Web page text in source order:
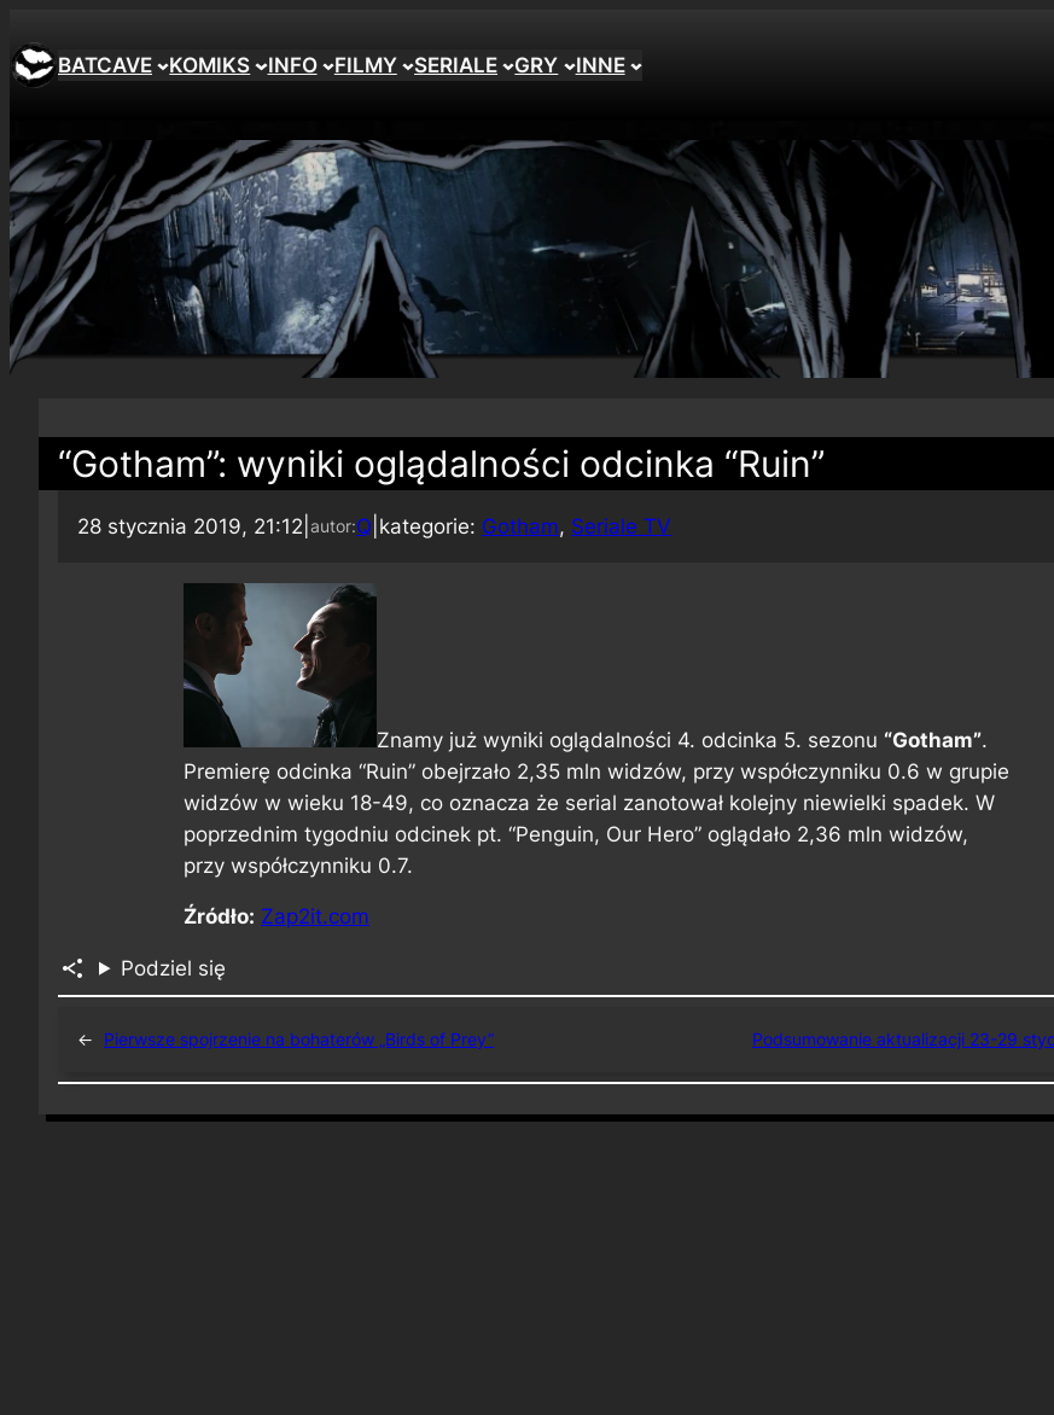
BATCAVE KOMIKS INFO FILMY SERIALE GRY INNE
“Gotham”: wyniki oglądalności odcinka “Ruin”
28 stycznia 2019, 21:12 autor:Q kategorie: Gotham, Seriale TV
Znamy już wyniki oglądalności 4. odcinka 5. sezonu “Gotham”.
Premierę odcinka “Ruin” obejrzało 2,35 mln widzów, przy współczynniku 0.6 w grupie
widzów w wieku 18-49, co oznacza że serial zanotował kolejny niewielki spadek. W
poprzednim tygodniu odcinek pt. “Penguin, Our Hero” oglądało 2,36 mln widzów,
przy współczynniku 0.7.
Źródło: Zap2it.com
Podziel się
← Pierwsze spojrzenie na bohaterów „Birds of Prey” Podsumowanie aktualizacji 23-29